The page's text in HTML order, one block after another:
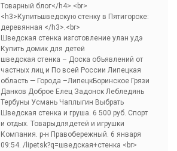
Товарный блог</h4>.<br>
<h3>Купитьшведскую стенку в Пятигорске:
деревянная </h3>.<br>
Шведская стенка изготовление улан удэ
Купить домик для детей
шведская стенка – Доска объявлений от
частных лиц и По всей России Липецкая
область — Города –ЛипецкБоринское Грязи
Данков Доброе Елец Задонск Лебледянь
Тербуны Усмань Чаплыгин Выбрать
Шведская стенка и груша. 6 500 руб. Спорт
и отдых. Товарыдлядетей и игрушки
Компания. р-н Правобережный. 6 января
09:54. /lipetsk?q=шведская+стенка <br>